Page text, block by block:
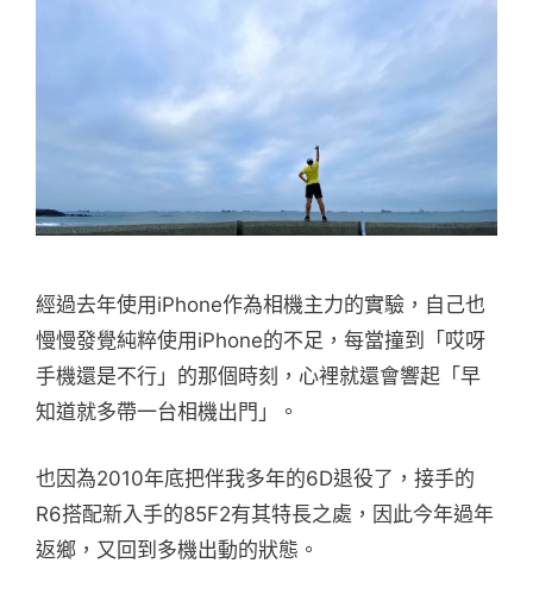
經過去年使用iPhone作為相機主力的實驗，自己也
慢慢發覺純粹使用iPhone的不足，每當撞到「哎呀
手機還是不行」的那個時刻，心裡就還會響起「早
知道就多帶一台相機出門」。
也因為2010年底把伴我多年的6D退役了，接手的
R6搭配新入手的85F2有其特長之處，因此今年過年
返鄉，又回到多機出動的狀態。